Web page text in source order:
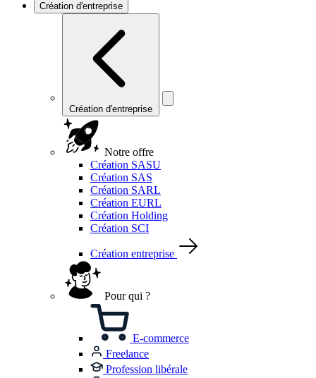
Création d'entreprise
Création d'entreprise
Notre offre
Création SASU
Création SAS
Création SARL
Création EURL
Création Holding
Création SCI
Création entreprise
Pour qui ?
E-commerce
Freelance
Profession libérale